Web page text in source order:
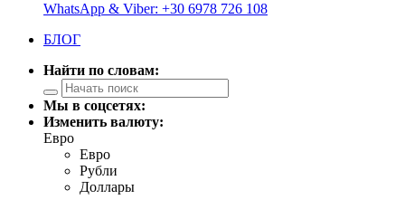
WhatsApp & Viber: +30 6978 726 108
БЛОГ
Найти по словам:
Мы в соцсетях:
Изменить валюту:
Евро
Евро
Рубли
Доллары